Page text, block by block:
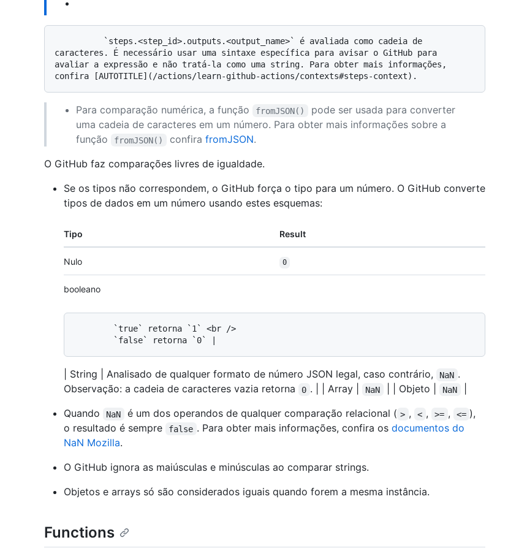
caracteres. É necessário usar uma sintaxe específica para avisar o GitHub para
avaliar a expressão e não tratá-la como uma string. Para obter mais informações,
Para comparação numérica, a função fromJSON()
pode ser usada para converter
uma cadeia de caracteres em um número. Para obter mais informações sobre a
função
fromJSON() confira fromJSON.
O GitHub faz comparações livres de igualdade.
Se os tipos não correspondem, o GitHub força o tipo para um número. O GitHub converte
tipos de dados em um número usando estes esquemas:
Tipo Result
Nulo 0
booleano
| String | Analisado de qualquer formato de número JSON legal, caso contrário, NaN .
Observação: a cadeia de caracteres vazia retorna
0 . | | Array | NaN | | Objeto | NaN
Quando
NaN é um dos operandos de qualquer comparação relacional ( > , < , >= , <= ),
o resultado é sempre
false . Para obter mais informações, confira os documentos do
NaN Mozilla.
O GitHub ignora as maiúsculas e minúsculas ao comparar strings.
Objetos e arrays só são considerados iguais quando forem a mesma instância.
Functions